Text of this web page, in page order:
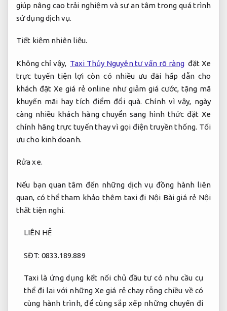
giúp nâng cao trải nghiệm và sự an tâm trong quá trình
sử dụng dịch vụ.
Tiết kiệm nhiên liệu.
Không chỉ vậy, Taxi Thủy Nguyên tư vấn rõ ràng đặt Xe
trực tuyến tiện lợi còn có nhiều ưu đãi hấp dẫn cho
khách đặt Xe giá rẻ online như giảm giá cước, tặng mã
khuyến mãi hay tích điểm đổi quà. Chính vì vậy, ngày
càng nhiều khách hàng chuyển sang hình thức đặt Xe
chính hãng trực tuyến thay vì gọi điện truyền thống. Tối
ưu cho kinh doanh.
Rửa xe.
Nếu bạn quan tâm đến những dịch vụ đồng hành liên
quan, có thể tham khảo thêm taxi đi Nội Bài giá rẻ Nội
thất tiện nghi.
LIÊN HỆ
SĐT: 0833.189.889
Taxi là ứng dụng kết nối chủ đầu tư có nhu cầu cụ
thể đi lại với những Xe giá rẻ chạy rỗng chiều về có
cùng hành trình, để cùng sắp xếp những chuyến đi